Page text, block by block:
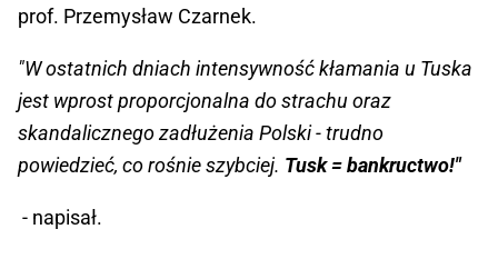
prof. Przemysław Czarnek.
"W ostatnich dniach intensywność kłamania u Tuska
jest wprost proporcjonalna do strachu oraz
skandalicznego zadłużenia Polski - trudno
powiedzieć, co rośnie szybciej. Tusk = bankructwo!"
- napisał.